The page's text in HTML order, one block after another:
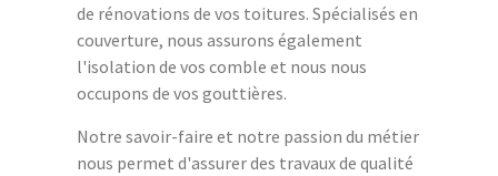
de rénovations de vos toitures. Spécialisés en
couverture, nous assurons également
l'isolation de vos comble et nous nous
occupons de vos gouttières.
Notre savoir-faire et notre passion du métier
nous permet d'assurer des travaux de qualité